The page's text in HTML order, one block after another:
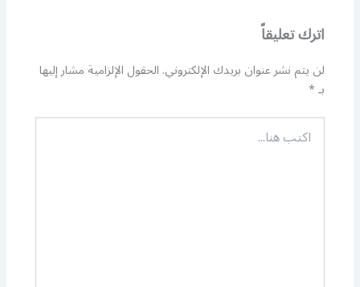
اترك تعليقاً
لن يتم نشر عنوان بريدك الإلكتروني.الحقول الإلزامية مشار إليها
بـ*
اكتب
هنا...